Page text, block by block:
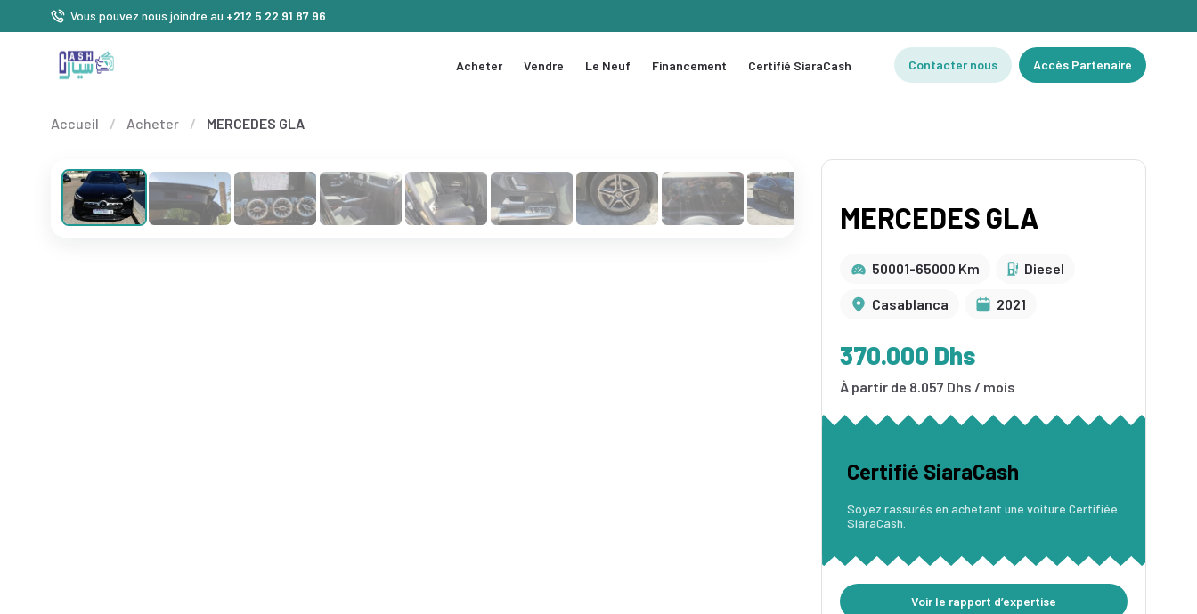
Vous pouvez nous joindre au +212 5 22 91 87 96
Acheter Vendre Le Neuf Financement Certifié SiaraCash Contacter nous Accès Partenaire
Accueil / Acheter / MERCEDES GLA
MERCEDES GLA
50001-65000 Km Diesel
Casablanca 2021
370.000 Dhs
À partir de 8.057 Dhs / mois
Certifié SiaraCash
Soyez rassurés en achetant une voiture Certifiée
SiaraCash.
Voir le rapport d’expertise